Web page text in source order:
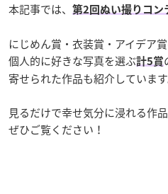
本記事では、 第2回ぬい撮りコン
にじめん賞・衣装賞・アイデア
個人的に好きな写真を選ぶ計5賞
寄せられた作品も紹介しています
見るだけで幸せ気分に浸れる作
ぜひご覧ください！